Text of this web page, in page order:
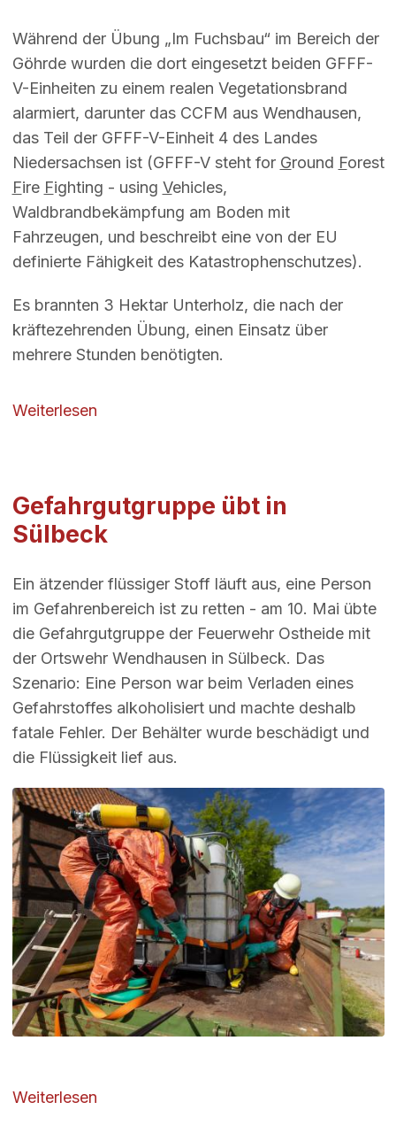
Während der Übung „Im Fuchsbau“ im Bereich der
Göhrde wurden die dort eingesetzt beiden GFFF-
V-Einheiten zu einem realen Vegetationsbrand
alarmiert, darunter das CCFM aus Wendhausen,
das Teil der GFFF-V-Einheit 4 des Landes
Niedersachsen ist (GFFF-V steht for Ground Forest
Fire Fighting - using Vehicles,
Waldbrandbekämpfung am Boden mit
Fahrzeugen, und beschreibt eine von der EU
definierte Fähigkeit des Katastrophenschutzes).
Es brannten 3 Hektar Unterholz, die nach der
kräftezehrenden Übung, einen Einsatz über
mehrere Stunden benötigten.
Weiterlesenüber Vegetationsbrand
Gefahrgutgruppe übt in
Sülbeck
Ein ätzender flüssiger Stoff läuft aus, eine Person
im Gefahrenbereich ist zu retten - am 10. Mai übte
die Gefahrgutgruppe der Feuerwehr Ostheide mit
der Ortswehr Wendhausen in Sülbeck. Das
Szenario: Eine Person war beim Verladen eines
Gefahrstoffes alkoholisiert und machte deshalb
fatale Fehler. Der Behälter wurde beschädigt und
die Flüssigkeit lief aus.
Image
Weiterlesenüber Gefahrgutgruppe übt in Sülbeck